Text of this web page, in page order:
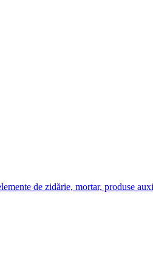
de zidărie, mortar, produse